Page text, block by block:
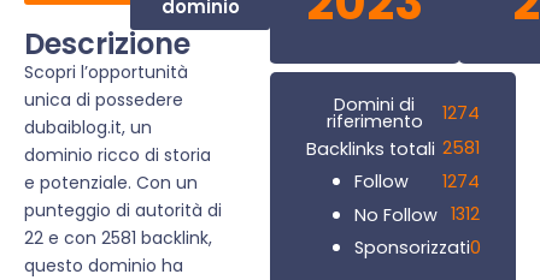
dominio
Descrizione
Scopri l’opportunità
unica di possedere
dubaiblog.it, un
dominio ricco di storia
e potenziale. Con un
punteggio di autorità di
22 e con 2581 backlink,
questo dominio ha
Domini di
riferimento
1274
Backlinks totali 2581
Follow
1274
No Follow 1312
Sponsorizzati0